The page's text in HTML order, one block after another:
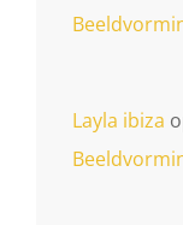
Layla ibiza